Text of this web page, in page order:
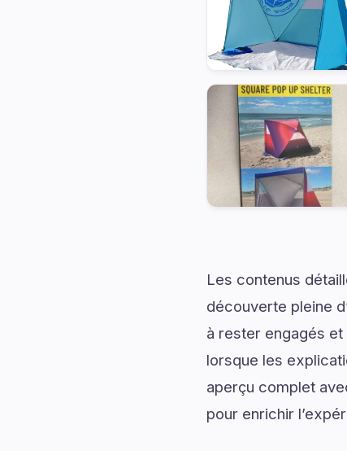
Les contenus
découverte pleine
à rester engagés
lorsque les
aperçu complet
pour enrichir